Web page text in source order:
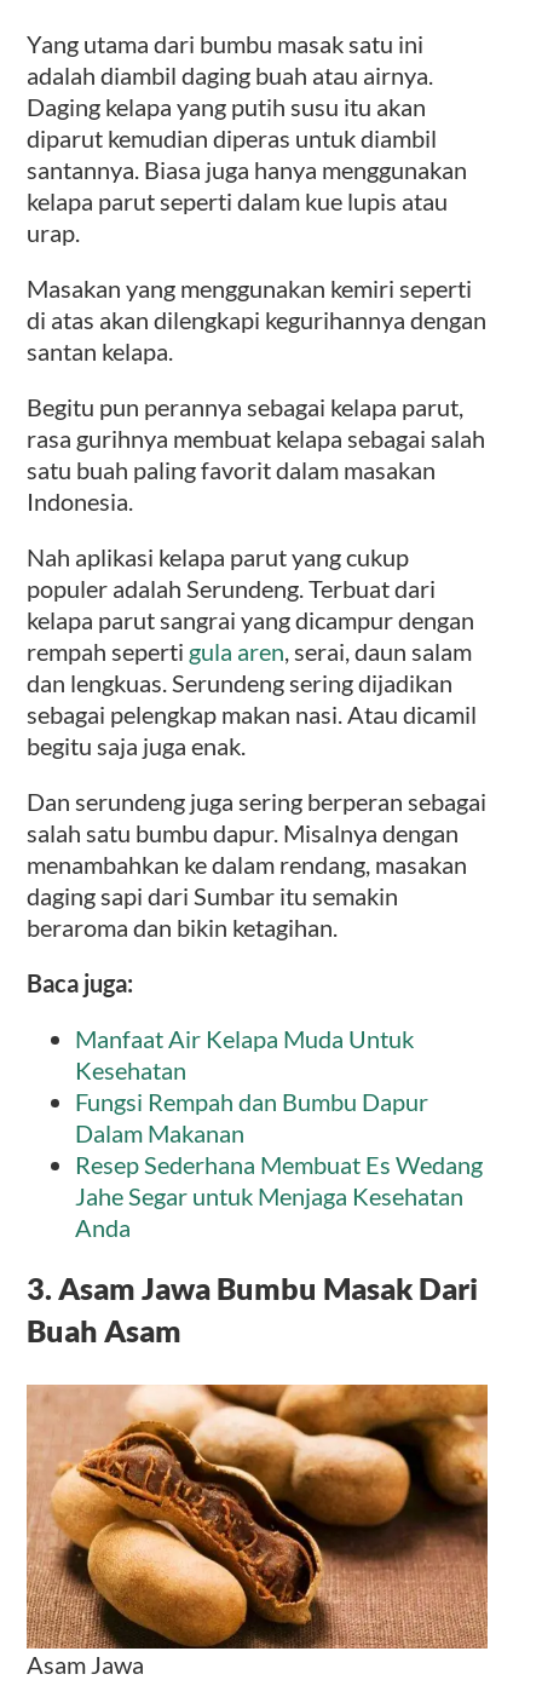
Yang utama dari bumbu masak satu ini
adalah diambil daging buah atau airnya.
Daging kelapa yang putih susu itu akan
diparut kemudian diperas untuk diambil
santannya. Biasa juga hanya menggunakan
kelapa parut seperti dalam kue lupis atau
urap.
Masakan yang menggunakan kemiri seperti
di atas akan dilengkapi kegurihannya dengan
santan kelapa.
Begitu pun perannya sebagai kelapa parut,
rasa gurihnya membuat kelapa sebagai salah
satu buah paling favorit dalam masakan
Indonesia.
Nah aplikasi kelapa parut yang cukup
populer adalah Serundeng. Terbuat dari
kelapa parut sangrai yang dicampur dengan
rempah seperti gula aren , serai, daun salam
dan lengkuas. Serundeng sering dijadikan
sebagai pelengkap makan nasi. Atau dicamil
begitu saja juga enak.
Dan serundeng juga sering berperan sebagai
salah satu bumbu dapur. Misalnya dengan
menambahkan ke dalam rendang, masakan
daging sapi dari Sumbar itu semakin
beraroma dan bikin ketagihan.
Baca juga:
Manfaat Air Kelapa Muda Untuk
Kesehatan
Fungsi Rempah dan Bumbu Dapur
Dalam Makanan
Resep Sederhana Membuat Es Wedang
Jahe Segar untuk Menjaga Kesehatan
Anda
3. Asam Jawa Bumbu Masak Dari
Buah Asam
Asam Jawa